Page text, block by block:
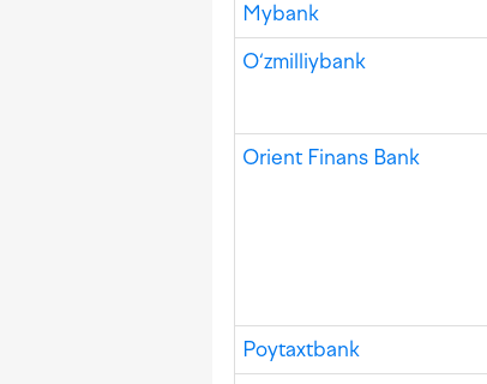
Mybank
O‘zmilliybank
Orient Finans Bank
Poytaxtbank